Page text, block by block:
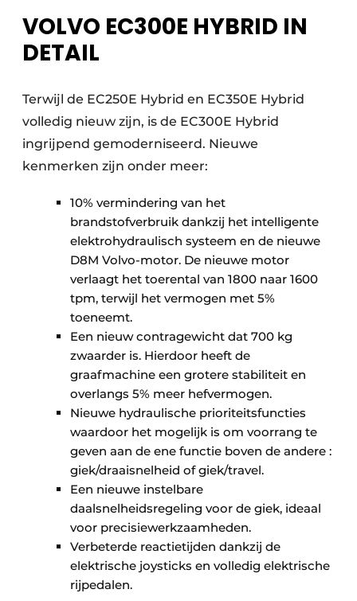
VOLVO EC300E HYBRID IN
DETAIL
Terwijl de EC250E Hybrid en EC350E Hybrid
volledig nieuw zijn, is de EC300E Hybrid
ingrijpend gemoderniseerd. Nieuwe
kenmerken zijn onder meer:
10% vermindering van het
brandstofverbruik dankzij het intelligente
elektrohydraulisch systeem en de nieuwe
D8M Volvo-motor. De nieuwe motor
verlaagt het toerental van 1800 naar 1600
tpm, terwijl het vermogen met 5%
toeneemt.
Een nieuw contragewicht dat 700 kg
zwaarder is. Hierdoor heeft de
graafmachine een grotere stabiliteit en
overlangs 5% meer hefvermogen.
Nieuwe hydraulische prioriteitsfuncties
waardoor het mogelijk is om voorrang te
geven aan de ene functie boven de andere :
giek/draaisnelheid of giek/travel.
Een nieuwe instelbare
daalsnelheidsregeling voor de giek, ideaal
voor precisiewerkzaamheden.
Verbeterde reactietijden dankzij de
elektrische joysticks en volledig elektrische
rijpedalen.